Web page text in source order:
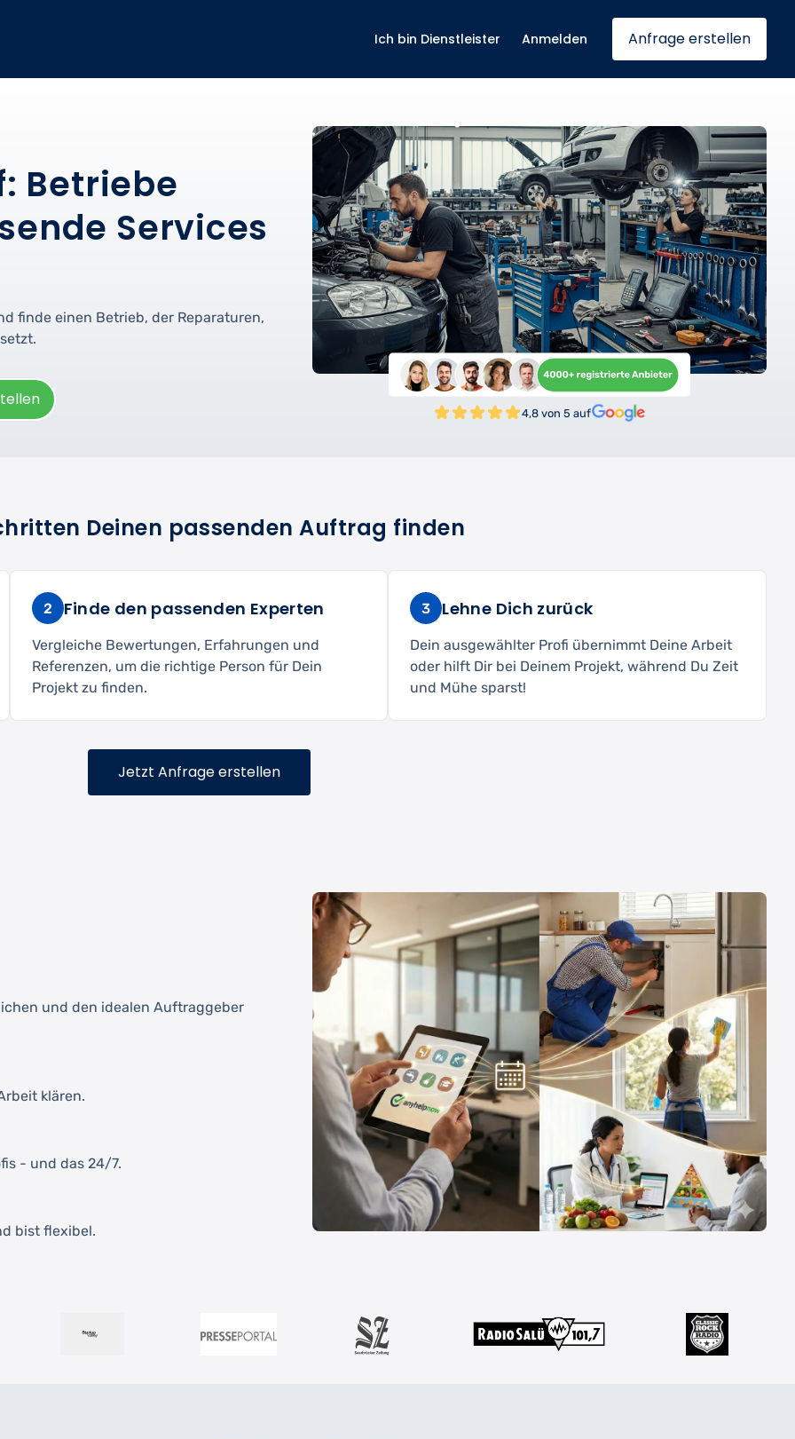
Ich bin Dienstleister Anmelden Anfrage erstellen
Betriebe
Services
finde einen Betrieb, der Reparaturen,
4,8 von 5 auf
Deinen passenden Auftrag finden
2 Finde den passenden Experten
Vergleiche Bewertungen, Erfahrungen und
Referenzen, um die richtige Person für Dein
Projekt zu finden.
3 Lehne Dich zurück
Dein ausgewählter Profi übernimmt Deine Arbeit
oder hilft Dir bei Deinem Projekt, während Du Zeit
und Mühe sparst!
Jetzt Anfrage erstellen
und den idealen Auftraggeber
klären.
- und das 24/7.
bist flexibel.